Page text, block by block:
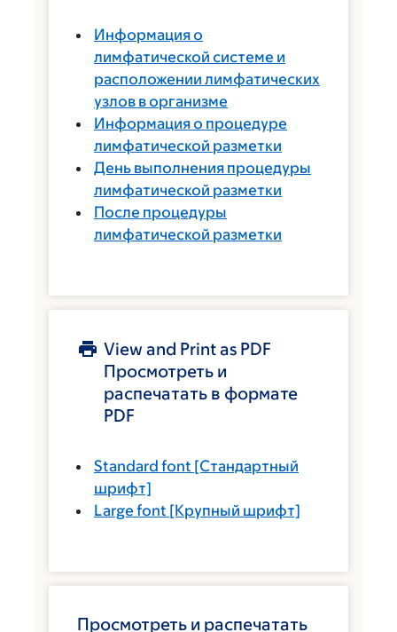
Информация о
лимфатической системе и
расположении лимфатических
узлов в организме
Информация о процедуре
лимфатической разметки
День выполнения процедуры
лимфатической разметки
После процедуры
лимфатической разметки
View and Print as PDF
Просмотреть и
распечатать в формате
PDF
Standard font [Стандартный
шрифт]
Large font [Крупный шрифт]
Просмотреть и распечатать